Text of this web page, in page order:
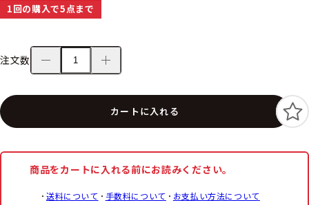
1回の購入で5点まで
注文数
カートに入れる
商品をカートに入れる前にお読みください。
送料について 手数料について
お支払い方法について